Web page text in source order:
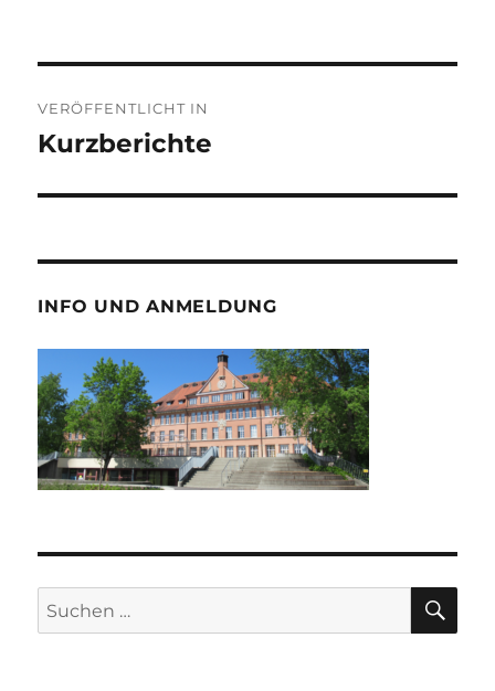
VERÖFFENTLICHT IN
Kurzberichte
INFO UND ANMELDUNG
Suche
nach: